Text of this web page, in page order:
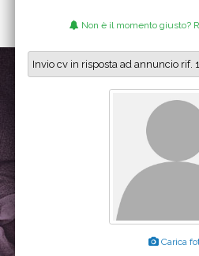
Non è il momento giusto?
Carica